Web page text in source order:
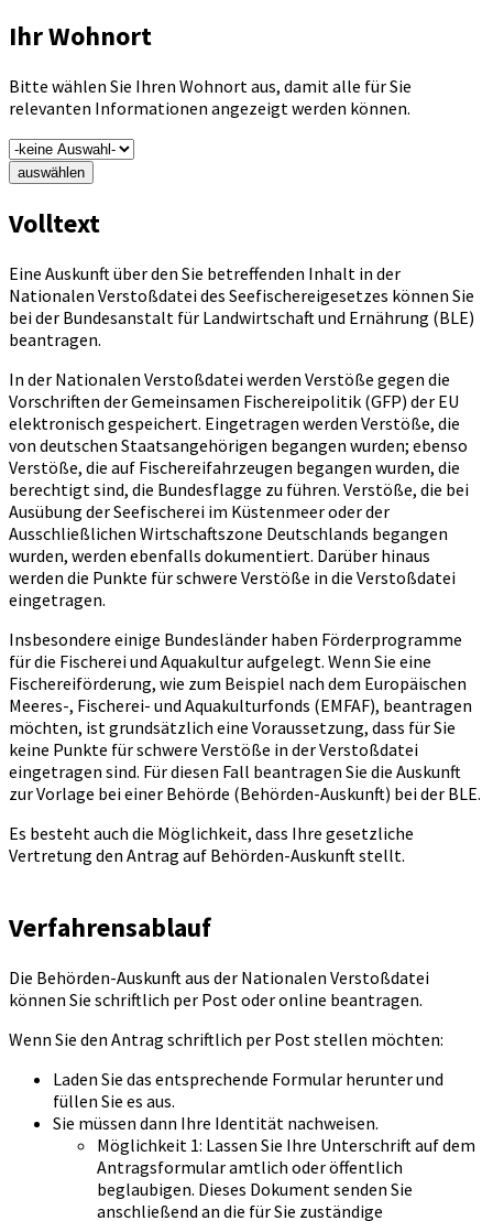
Ihr Wohnort
Bitte wählen Sie Ihren Wohnort aus, damit alle für Sie
relevanten Informationen angezeigt werden können.
auswählen
Volltext
Eine Auskunft über den Sie betreffenden Inhalt in der
Nationalen Verstoßdatei des Seefischereigesetzes können Sie
bei der Bundesanstalt für Landwirtschaft und Ernährung (BLE)
beantragen.
In der Nationalen Verstoßdatei werden Verstöße gegen die
Vorschriften der Gemeinsamen Fischereipolitik (GFP) der EU
elektronisch gespeichert. Eingetragen werden Verstöße, die
von deutschen Staatsangehörigen begangen wurden; ebenso
Verstöße, die auf Fischereifahrzeugen begangen wurden, die
berechtigt sind, die Bundesflagge zu führen. Verstöße, die bei
Ausübung der Seefischerei im Küstenmeer oder der
Ausschließlichen Wirtschaftszone Deutschlands begangen
wurden, werden ebenfalls dokumentiert. Darüber hinaus
werden die Punkte für schwere Verstöße in die Verstoßdatei
eingetragen.
Insbesondere einige Bundesländer haben Förderprogramme
für die Fischerei und Aquakultur aufgelegt. Wenn Sie eine
Fischereiförderung, wie zum Beispiel nach dem Europäischen
Meeres-, Fischerei- und Aquakulturfonds (EMFAF), beantragen
möchten, ist grundsätzlich eine Voraussetzung, dass für Sie
keine Punkte für schwere Verstöße in der Verstoßdatei
eingetragen sind. Für diesen Fall beantragen Sie die Auskunft
zur Vorlage bei einer Behörde (Behörden-Auskunft) bei der BLE.
Es besteht auch die Möglichkeit, dass Ihre gesetzliche
Vertretung den Antrag auf Behörden-Auskunft stellt.
Verfahrensablauf
Die Behörden-Auskunft aus der Nationalen Verstoßdatei
können Sie schriftlich per Post oder online beantragen.
Wenn Sie den Antrag schriftlich per Post stellen möchten:
Laden Sie das entsprechende Formular herunter und
füllen Sie es aus.
Sie müssen dann Ihre Identität nachweisen.
Möglichkeit 1: Lassen Sie Ihre Unterschrift auf dem
Antragsformular amtlich oder öffentlich
beglaubigen. Dieses Dokument senden Sie
anschließend an die für Sie zuständige